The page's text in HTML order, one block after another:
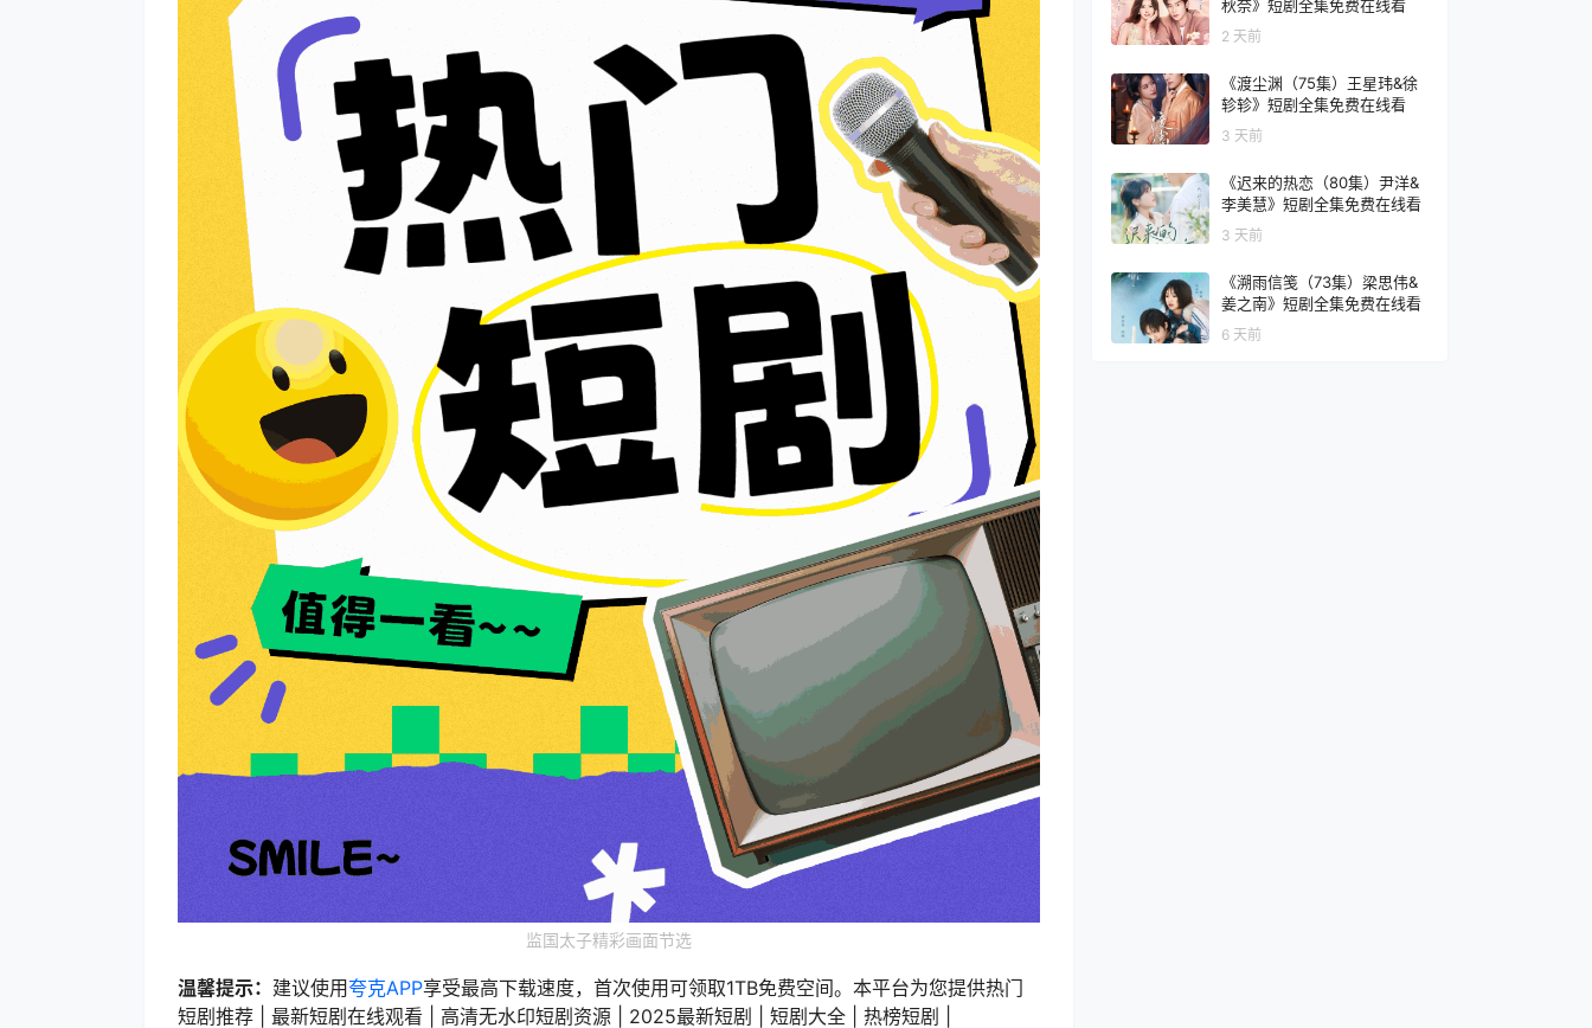
监国太子精彩画面节选
温馨提示： 建议使用夸克APP享受最高下载速度，首次使用可领取1TB免费空间。本平台为您提供热门
短剧推荐 | 最新短剧在线观看 | 高清无水印短剧资源 | 2025最新短剧 | 短剧大全 | 热榜短剧 |
秋奈》短剧全集免费在线看
2 天前
《渡尘渊（75集）王星玮&徐
轸轸》短剧全集免费在线看
3 天前
《迟来的热恋（80集）尹洋&
李美慧》短剧全集免费在线看
3 天前
《溯雨信笺（73集）梁思伟&
姜之南》短剧全集免费在线看
6 天前